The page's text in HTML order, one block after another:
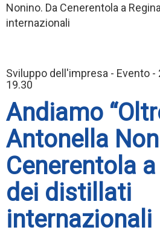
Nonino. Da Cenerentola a
internazionali
Sviluppo dell'impresa - Evento
19.30
Andiamo
Antonella
Cenerentola
dei distillati
internazionali